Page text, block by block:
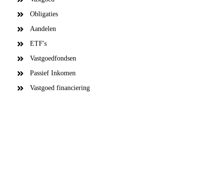
Obligaties
Aandelen
ETF's
Vastgoedfondsen
Passief Inkomen
Vastgoed financiering